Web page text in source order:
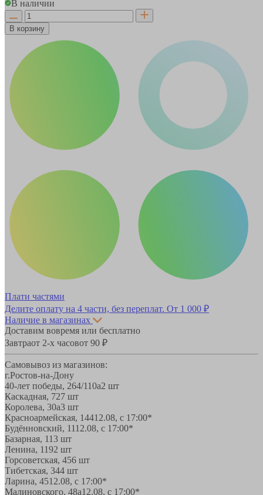
В наличии
В корзину
Плати частями
Делите оплату на 4 части, без переплат. От 1 000 ₽
Наличие в магазинах
Доставим вовремя или бесплатно
Завтраот 2-х часовот 90 ₽
Самовывоз из магазинов:
г.Ростов-на-Дону
40-лет победы, 264/110а2 шт
Каскадная, 727 шт
Королева, 30а3 шт
Красноармейская, 14412.08, с 17:00*
Будённовский, 1112.08, с 17:00*
Базарная, 113 шт
Ленина, 1192 шт
Горсоветская, 456 шт
Тибетская, 344 шт
Ларина, 4512.08, с 17:00*
Малиновского, 48а12.08, с 17:00*